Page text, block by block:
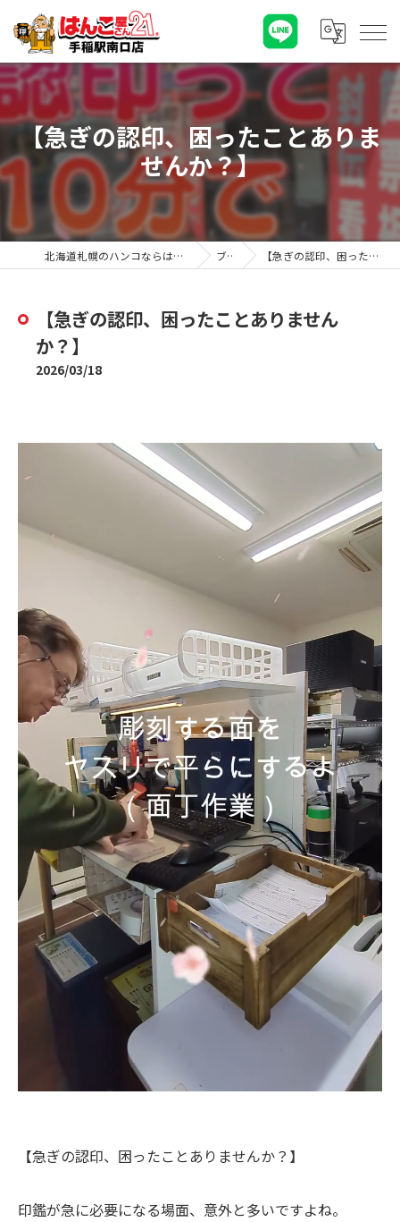
【急ぎの認印、困ったことありま
せんか？】
北海道札幌のハンコならはんこ屋さん21手稲駅南口店 ブログ 【急ぎの認印、困ったことありませんか？】
【急ぎの認印、困ったことありません
か？】
2026/03/18
【急ぎの認印、困ったことありませんか？】
印鑑が急に必要になる場面、意外と多いですよね。